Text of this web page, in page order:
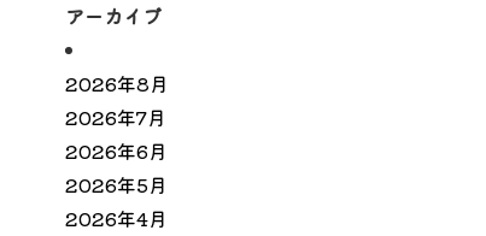
アーカイブ
2026年8月
2026年7月
2026年6月
2026年5月
2026年4月